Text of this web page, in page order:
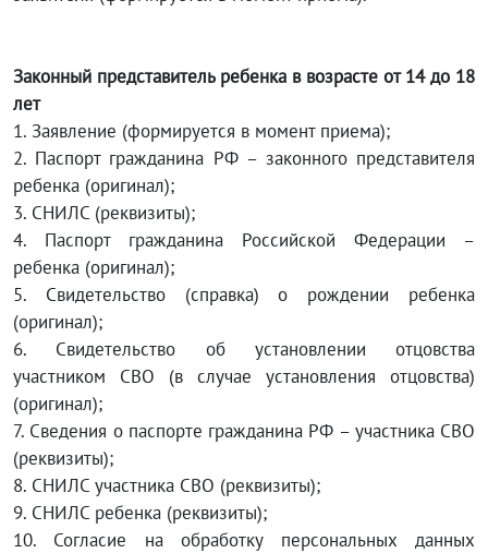
Законный представитель ребенка в возрасте от 14 до 18
лет
1. Заявление (формируется в момент приема);
2. Паспорт гражданина РФ – законного представителя
ребенка (оригинал);
3. СНИЛС (реквизиты);
4. Паспорт гражданина Российской Федерации –
ребенка (оригинал);
5. Свидетельство (справка) о рождении ребенка
(оригинал);
6. Свидетельство об установлении отцовства
участником СВО (в случае установления отцовства)
(оригинал);
7. Сведения о паспорте гражданина РФ – участника СВО
(реквизиты);
8. СНИЛС участника СВО (реквизиты);
9. СНИЛС ребенка (реквизиты);
10. Согласие на обработку персональных данных